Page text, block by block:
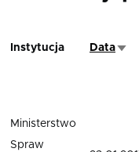
Instytucja Data
Ministerstwo
Spraw